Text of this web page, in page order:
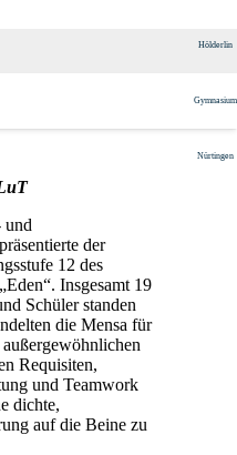
Hölderlin
Gymnasium
Nürtingen
und
der
12 des
Insgesamt 19
Schüler standen
die Mensa für
Requisiten,
und Teamwork
dichte,
auf die Beine zu